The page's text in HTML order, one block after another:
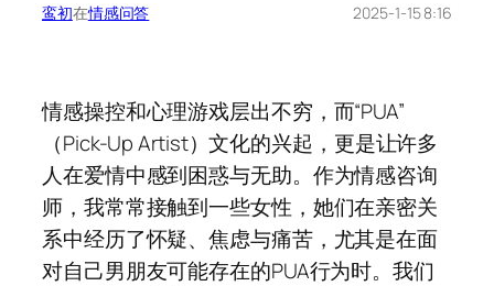
鸾初在情感问答 2025-1-15 8:16
情感操控和心理游戏层出不穷，而“PUA”
（Pick-Up Artist）文化的兴起，更是让许多
人在爱情中感到困惑与无助。作为情感咨询
师，我常常接触到一些女性，她们在亲密关
系中经历了怀疑、焦虑与痛苦，尤其是在面
对自己男朋友可能存在的PUA行为时。我们